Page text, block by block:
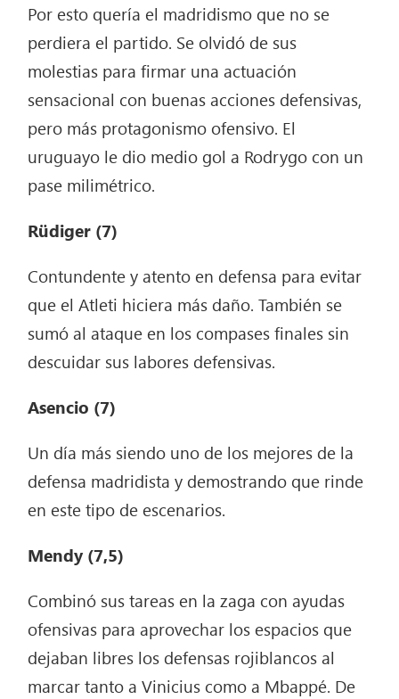
Por esto quería el madridismo que no se
perdiera el partido. Se olvidó de sus
molestias para firmar una actuación
sensacional con buenas acciones defensivas,
pero más protagonismo ofensivo. El
uruguayo le dio medio gol a Rodrygo con un
pase milimétrico.
Rüdiger (7)
Contundente y atento en defensa para evitar
que el Atleti hiciera más daño. También se
sumó al ataque en los compases finales sin
descuidar sus labores defensivas.
Asencio (7)
Un día más siendo uno de los mejores de la
defensa madridista y demostrando que rinde
en este tipo de escenarios.
Mendy (7,5)
Combinó sus tareas en la zaga con ayudas
ofensivas para aprovechar los espacios que
dejaban libres los defensas rojiblancos al
marcar tanto a Vinicius como a Mbappé. De